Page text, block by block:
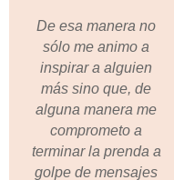
De esa manera no
sólo me animo a
inspirar a alguien
más sino que, de
alguna manera me
comprometo a
terminar la prenda a
golpe de mensajes